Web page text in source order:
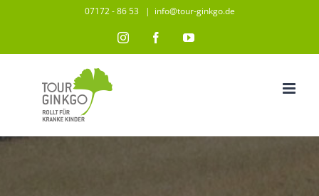
07172 - 86 53 | info@tour-ginkgo.de
InstagramFacebookYouTube